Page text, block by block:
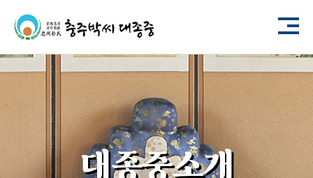
대종중소개